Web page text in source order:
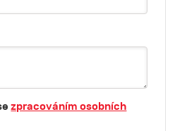
zpracováním osobních